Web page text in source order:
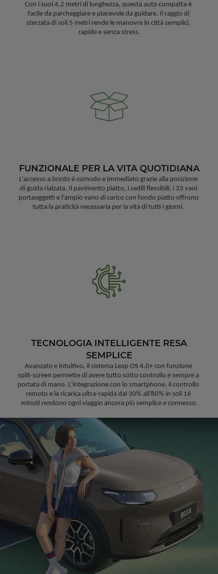
Con i suoi 4,2 metri di lunghezza, questa auto compatta è
facile da parcheggiare e piacevole da guidare. Il raggio di
sterzata di soli 5 metri rende le manovre in città semplici,
rapide e senza stress.
FUNZIONALE PER LA VITA QUOTIDIANA
L'accesso a bordo è comodo e immediato grazie alla posizione
di guida rialzata. Il pavimento piatto, i sedili flessibili, i 33 vani
portaoggetti e l'ampio vano di carico con fondo piatto offrono
tutta la praticità necessaria per la vita di tutti i giorni.
TECNOLOGIA INTELLIGENTE RESA
SEMPLICE
Avanzato e intuitivo, il sistema Leap OS 4.0+ con funzione
split-screen permette di avere tutto sotto controllo e sempre a
portata di mano. L'integrazione con lo smartphone, il controllo
remoto e la ricarica ultra-rapida dal 30% all'80% in soli 16
minuti rendono ogni viaggio ancora più semplice e connesso.